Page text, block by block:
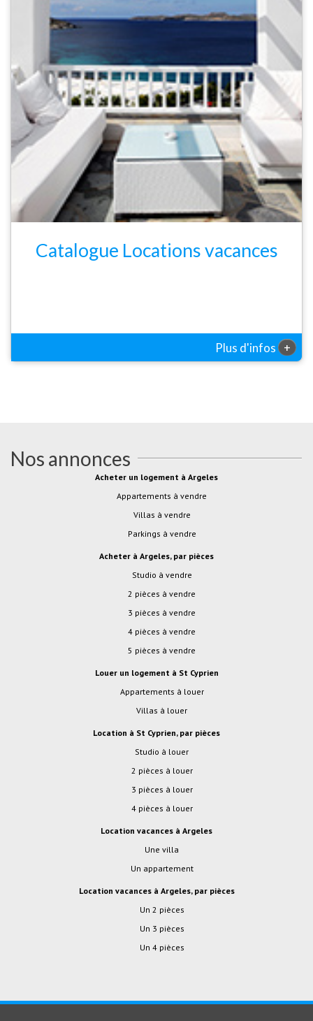
Catalogue Locations vacances
Plus d'infos +
Nos annonces
Acheter un logement à Argeles
Appartements à vendre
Villas à vendre
Parkings à vendre
Acheter à Argeles, par pièces
studio à vendre
2 pièces à vendre
3 pièces à vendre
4 pièces à vendre
5 pièces à vendre
Louer un logement à St Cyprien
Appartements à louer
Villas à louer
Location à St Cyprien, par pièces
studio à louer
2 pièces à louer
3 pièces à louer
4 pièces à louer
location vacances à Argeles
Une villa
Un appartement
location vacances à Argeles, par pièces
Un 2 pièces
Un 3 pièces
Un 4 pièces